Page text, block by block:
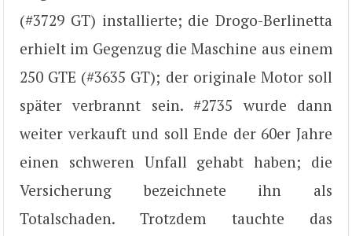
(#3729 GT) installierte; die Drogo-Berlinetta
erhielt im Gegenzug die Maschine aus einem
250 GTE (#3635 GT); der originale Motor soll
später verbrannt sein. #2735 wurde dann
weiter verkauft und soll Ende der 60er Jahre
einen schweren Unfall gehabt haben; die
Versicherung bezeichnete ihn als
Totalschaden. Trotzdem tauchte das